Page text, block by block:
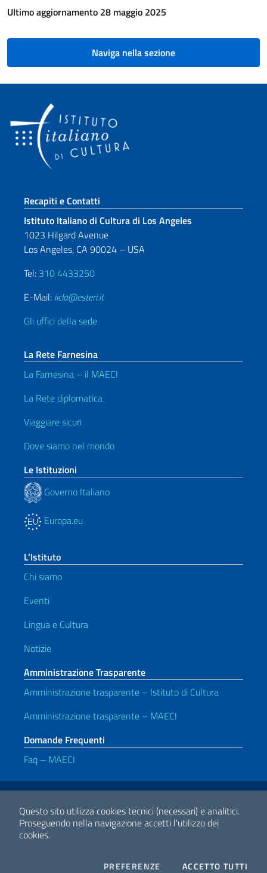
Questo sito utilizza cookies tecnici (necessari) e analitici.
Proseguendo nella navigazione accetti l'utilizzo dei
cookies.
PREFERENZE COOKIESACCETTO TUTTI
Ultimo aggiornamento 28 maggio 2025
Naviga nella sezione
Sezione footer
Recapiti e Contatti
Istituto Italiano di Cultura di Los Angeles
1023 Hilgard Avenue
Los Angeles, CA 90024 – USA
Tel: 310 4433250
E-Mail: iicla@esteri.it
Gli uffici della sede
La Rete Farnesina
La Farnesina – il MAECI
La Rete diplomatica
Viaggiare sicuri
Dove siamo nel mondo
Le Istituzioni
Governo Italiano
Europa.eu
L’Istituto
Chi siamo
Eventi
Lingua e Cultura
Notizie
Amministrazione Trasparente
Amministrazione trasparente – Istituto di Cultura
Amministrazione trasparente – MAECI
Domande Frequenti
Faq – MAECI
Link Utili